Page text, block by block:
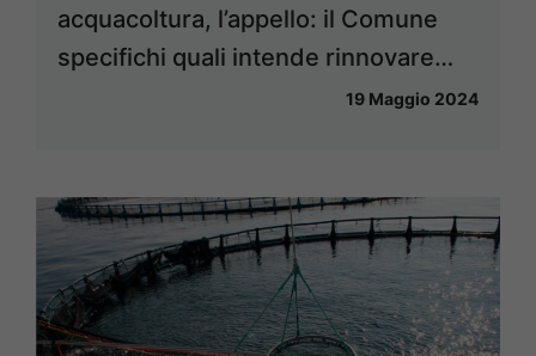
acquacoltura, l’appello: il Comune
specifichi quali intende rinnovare…
19 Maggio 2024